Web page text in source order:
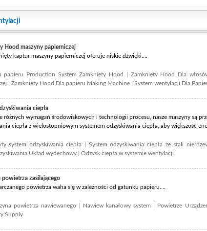
Hood maszyny papierniczej
kaptur maszyny papierniczej oferuje niskie dźwięki....
papieru Production System Zamknięty Hood
Zamknięty Hood Dla
Zamknięty Hood Dla papieru Making Machine System wentylacji Dla
ciepła
różnych wymagań środowiskowych i technologii procesu, nasze maszyny są
ciepła z wielostopniowym systemem odzyskiwania ciepła, aby większość
system odzyskiwania ciepła System odzyskiwania ciepła ze stali
Układ wydechowy
Odzysk ciepła w systemie wentylacji
powietrza zasilającego
powietrza waha się w zależności od gatunku papieru....
powietrza nawiewanego Nawiew kanałowy system Powietrze
Supply